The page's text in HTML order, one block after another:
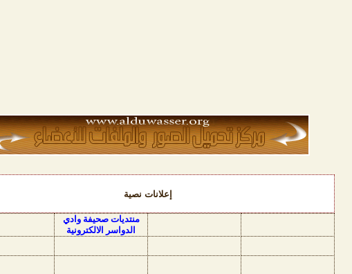
إعلانات نصية
منتديات صحيفة وادي
الدواسر الالكترونية